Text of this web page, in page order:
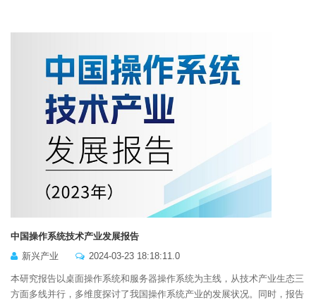
中国操作系统技术产业发展报告
新兴产业
2024-03-23 18:18:11.0
本研究报告以桌面操作系统和服务器操作系统为主线，从技术产业生态三
方面多线并行，多维度探讨了我国操作系统产业的发展状况。同时，报告